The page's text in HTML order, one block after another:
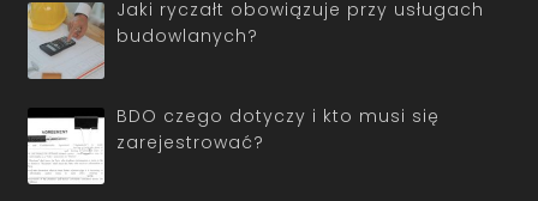
Jaki ryczałt obowiązuje przy usługach
budowlanych?
BDO czego dotyczy i kto musi się
zarejestrować?